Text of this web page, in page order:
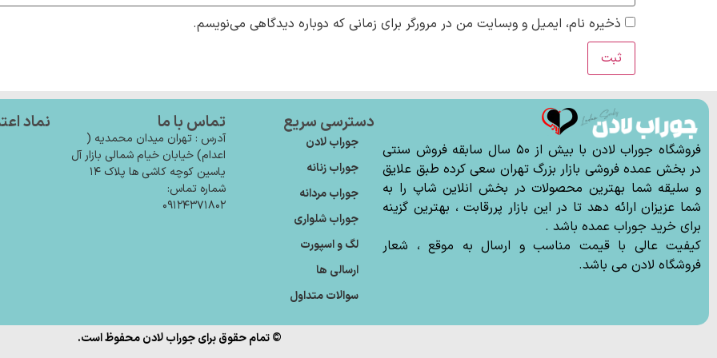
ذخیره نام، ایمیل و وبسایت من در مرورگر برای زمانی که دوباره دیدگاهی می‌نویسم.
فروشگاه جوراب لادن با بیش از ۵۰ سال سابقه فروش سنتی
در بخش عمده فروشی بازار بزرگ تهران سعی کرده طبق علایق
و سلیقه شما بهترین محصولات در بخش انلاین شاپ را به
شما عزیزان ارائه دهد تا در این بازار پررقابت ، بهترین گزینه
برای خرید جوراب عمده باشد .
کیفیت عالی با قیمت مناسب و ارسال به موقع ، شعار
فروشگاه لادن می باشد.
دسترسی سریع
جوراب لادن
جوراب زنانه
جوراب مردانه
جوراب شلواری
لگ و اسپورت
ارسالی ها
سوالات متداول
تماس با ما
آدرس : تهران میدان محمدیه (
اعدام) خیابان خیام شمالی بازار آل
یاسین کوچه کاشی ها پلاک ۱۴
شماره تماس:
۰۹۱۲۴۳۷۱۸۰۲
نماد
© تمام حقوق برای جوراب لادن محفوظ است.